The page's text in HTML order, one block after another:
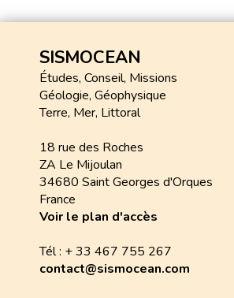
SISMOCEAN
Études, Conseil, Missions
Géologie, Géophysique
Terre, Mer, Littoral
18 rue des Roches
ZA Le Mijoulan
34680 Saint Georges d'Orques
France
Voir le plan d'accès
Tél : + 33 467 755 267
contact@sismocean.com